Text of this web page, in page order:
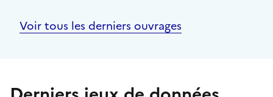
Voir tous les derniers ouvrages